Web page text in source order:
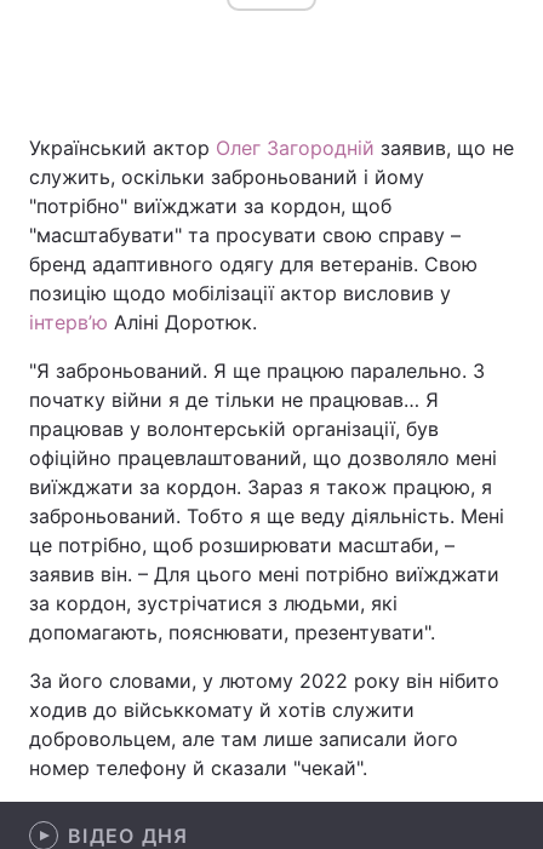
Головна Війна
Україна Політика
Економіка Світ
Спорт
Техно і зв'язок Лайт
Зброя Інциденти
Здоров'я Туризм
Цікавинки Погода
Екологія Регіони
Лонгріди
Відео з Youtube Статті
Інтерв'ю Думки
Архів
Український актор Олег Загородній заявив, що не
служить, оскільки заброньований і йому
"потрібно" виїжджати за кордон, щоб
"масштабувати" та просувати свою справу –
бренд адаптивного одягу для ветеранів. Свою
позицію щодо мобілізації актор висловив у
інтерв’ю Аліні Доротюк.
"Я заброньований. Я ще працюю паралельно. З
початку війни я де тільки не працював… Я
працював у волонтерській організації, був
офіційно працевлаштований, що дозволяло мені
виїжджати за кордон. Зараз я також працюю, я
заброньований. Тобто я ще веду діяльність. Мені
це потрібно, щоб розширювати масштаби, –
заявив він. – Для цього мені потрібно виїжджати
за кордон, зустрічатися з людьми, які
допомагають, пояснювати, презентувати".
За його словами, у лютому 2022 року він нібито
ходив до військкомату й хотів служити
добровольцем, але там лише записали його
номер телефону й сказали "чекай".
ВІДЕО ДНЯ